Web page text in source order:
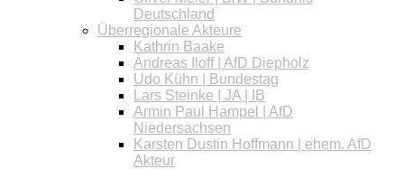
Deutschland
Überregionale Akteure
Kathrin Baake
Andreas Iloff | AfD Diepholz
Udo Kühn | Bundestag
Lars Steinke | JA | IB
Armin Paul Hampel | AfD
Niedersachsen
Karsten Dustin Hoffmann | ehem. AfD
Akteur